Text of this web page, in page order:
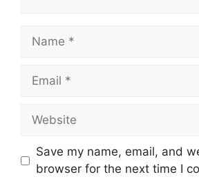
Name
Email
Website
Save my name, email, and
browser for the next time I